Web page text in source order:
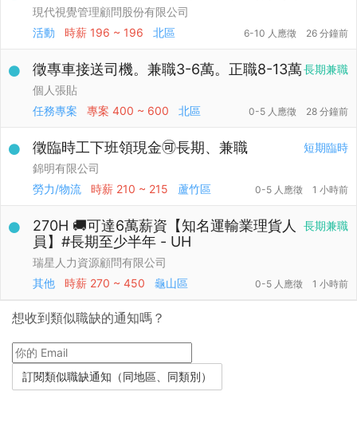
現代視覺管理顧問股份有限公司
活動
時薪 196 ~ 196 北區 6-10 人應徵 26 分鐘前
長期兼職
徵專車接送司機。兼職3-6萬。正職8-13萬
個人張貼
任務專案
專案 400 ~ 600 北區 0-5 人應徵 28 分鐘前
短期臨時
徵臨時工下班領現金🉑長期、兼職
錦明有限公司
勞力/物流
時薪 210 ~ 215 蘆竹區 0-5 人應徵 1 小時前
長期兼職
270H 🚚可達6萬薪資【知名運輸業理貨人
員】#長期至少半年 - UH
瑞星人力資源顧問有限公司
其他
時薪 270 ~ 450 龜山區 0-5 人應徵 1 小時前
想收到類似職缺的通知嗎？